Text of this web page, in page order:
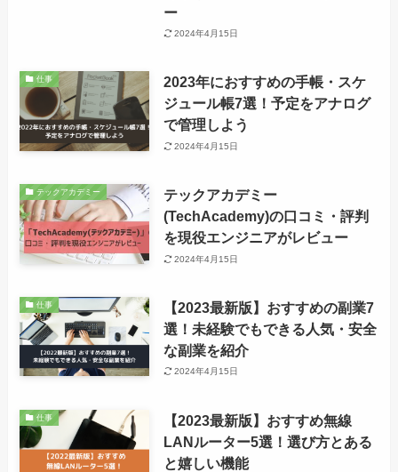
ー
2024年4月15日
仕事
2023年におすすめの手帳・スケ
ジュール帳7選！予定をアナログ
で管理しよう
2024年4月15日
テックアカデミー
テックアカデミー
(TechAcademy)の口コミ・評判
を現役エンジニアがレビュー
2024年4月15日
仕事
【2023最新版】おすすめの副業7
選！未経験でもできる人気・安全
な副業を紹介
2024年4月15日
仕事
【2023最新版】おすすめ無線
LANルーター5選！選び方とある
と嬉しい機能